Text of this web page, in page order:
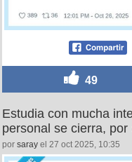
49
Estudia con mucha
personal se cierra, por
por saray el 27 oct 2025, 10:35